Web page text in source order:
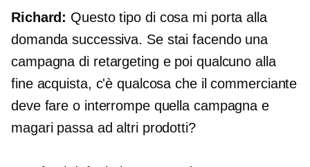
Richard: Questo tipo di cosa mi porta alla
domanda successiva. Se stai facendo una
campagna di retargeting e poi qualcuno alla
fine acquista, c'è qualcosa che il commerciante
deve fare o interrompe quella campagna e
magari passa ad altri prodotti?